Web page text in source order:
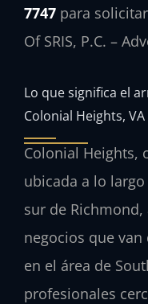
7747 para
Of SRIS, P.C. –
Lo que significa el
Colonial Heights, VA
Colonial Heights,
ubicada a lo
sur de
negocios que
en el área de
profesionales